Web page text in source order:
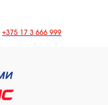
+375 17 3 666 999